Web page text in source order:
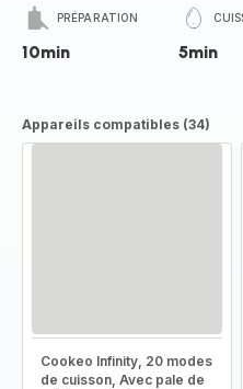
PRÉPARATION
10min 5min
Appareils compatibles (34)
Cookeo Infinity, 20 modes
de cuisson, Avec pale de